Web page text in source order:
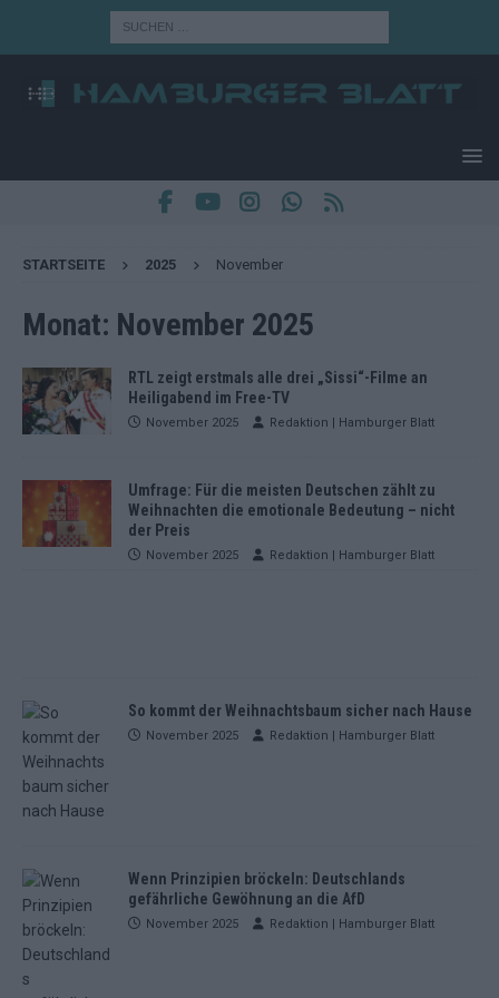
STARTSEITE 2025 November
Monat: November 2025
RTL zeigt erstmals alle drei „Sissi“-Filme an
Heiligabend im Free-TV
November 2025 Redaktion | Hamburger Blatt
Umfrage: Für die meisten Deutschen zählt zu
Weihnachten die emotionale Bedeutung – nicht
der Preis
November 2025 Redaktion | Hamburger Blatt
So kommt der Weihnachtsbaum sicher nach Hause
November 2025 Redaktion | Hamburger Blatt
Wenn Prinzipien bröckeln: Deutschlands
gefährliche Gewöhnung an die AfD
November 2025 Redaktion | Hamburger Blatt